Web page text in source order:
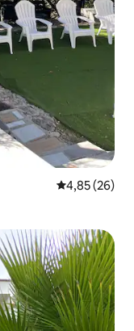
Povprečna
4,85 (26)